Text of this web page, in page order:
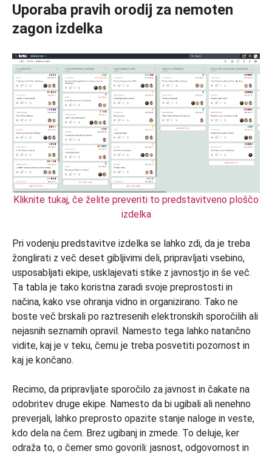
Uporaba pravih orodij za nemoten
zagon izdelka
Kliknite tukaj, če želite preveriti to predstavitveno ploščo
izdelka
Pri vodenju predstavitve izdelka se lahko zdi, da je treba
žonglirati z več deset gibljivimi deli, pripravljati vsebino,
usposabljati ekipe, usklajevati stike z javnostjo in še več.
Ta tabla je tako koristna zaradi svoje preprostosti in
načina, kako vse ohranja vidno in organizirano. Tako ne
boste več brskali po raztresenih elektronskih sporočilih ali
nejasnih seznamih opravil. Namesto tega lahko natančno
vidite, kaj je v teku, čemu je treba posvetiti pozornost in
kaj je končano.
Recimo, da pripravljate sporočilo za javnost in čakate na
odobritev druge ekipe. Namesto da bi ugibali ali nenehno
preverjali, lahko preprosto opazite stanje naloge in veste,
kdo dela na čem. Brez ugibanj in zmede. To deluje, ker
odraža to, o čemer smo govorili: jasnost, odgovornost in